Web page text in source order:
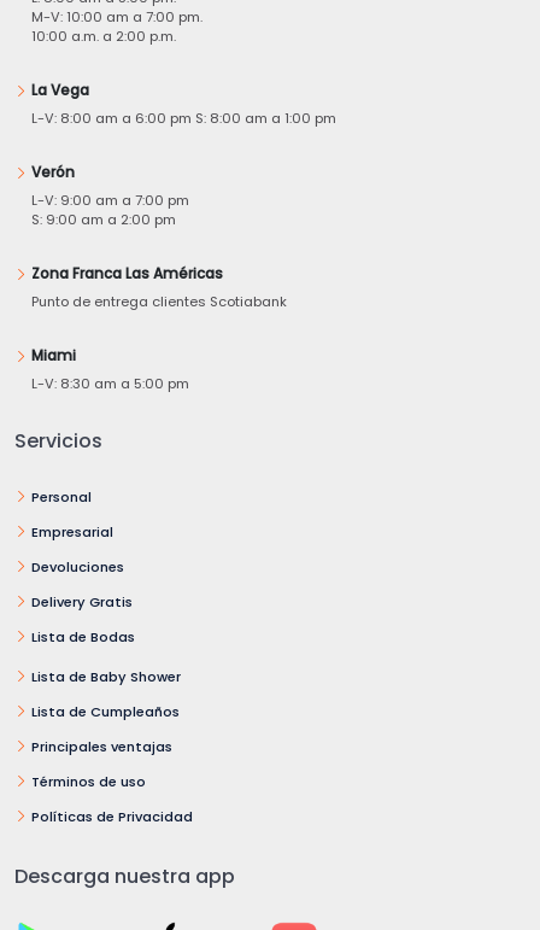
M-V: 10:00 am a 7:00 pm.
10:00 a.m. a 2:00 p.m.
La Vega
L-V: 8:00 am a 6:00 pm S: 8:00 am a 1:00 pm
Verón
L-V: 9:00 am a 7:00 pm
S: 9:00 am a 2:00 pm
Zona Franca Las Américas
Punto de entrega clientes Scotiabank
Miami
L-V: 8:30 am a 5:00 pm
Servicios
Personal
Empresarial
Devoluciones
Delivery Gratis
Lista de Bodas
Lista de Baby Shower
Lista de Cumpleaños
Principales ventajas
Términos de uso
Políticas de Privacidad
Descarga nuestra app